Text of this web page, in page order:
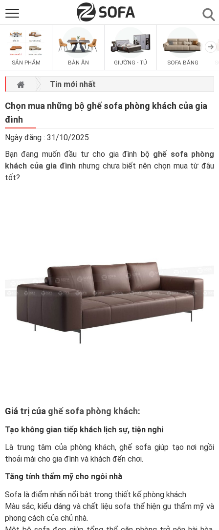
SẢN PHẨM
SOFAS
PHÒNG NGỦ ▼
PHÒNG KHÁCH
SẢN PHẨM BÀN ĂN GIƯỜNG - TỦ SOFA BĂNG
Tin mới nhất
Chọn mua những bộ ghế sofa phòng khách của gia
đình
Ngày đăng : 31/10/2025
Bạn đang muốn đầu tư cho gia đình bộ ghế sofa phòng
khách của gia đình nhưng chưa biết nên chọn mua từ đâu
tốt?
Giá trị của ghế sofa phòng khách:
Tạo không gian tiếp khách lịch sự, tiện nghi
Là trung tâm của phòng khách, ghế sofa giúp tạo nơi ngồi
thoải mái cho gia đình và khách đến chơi.
Tăng tính thẩm mỹ cho ngôi nhà
Sofa là điểm nhấn nổi bật trong thiết kế phòng khách.
Màu sắc, kiểu dáng và chất liệu sofa thể hiện gu thẩm mỹ và
phong cách của chủ nhà.